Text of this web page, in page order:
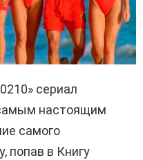
сериал
настоящим
самого
попав в Книгу